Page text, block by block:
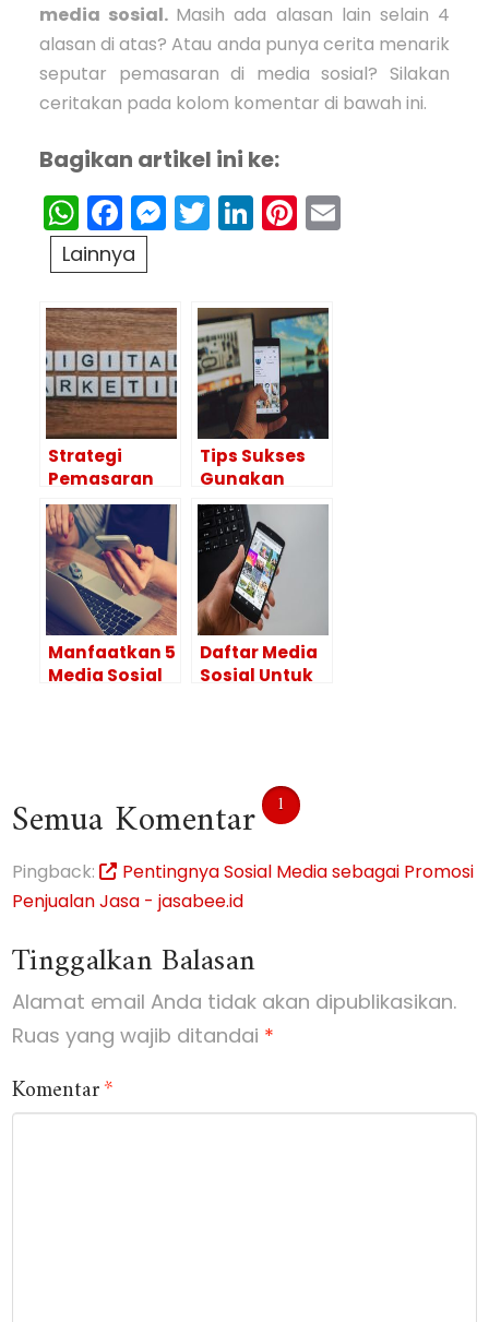
media sosial. Masih ada alasan lain selain 4
alasan di atas? Atau anda punya cerita menarik
seputar pemasaran di media sosial? Silakan
ceritakan pada kolom komentar di bawah ini.
Bagikan artikel ini ke:
WhatsApp
Facebook
Messenger
Twitter
LinkedIn
Pinterest
Lainnya
Strategi
Pemasaran
Online untuk
Website &
Media Sosial?
Coba 4 Trik Ini
Tips Sukses
Gunakan
Media Sosial
Untuk Iklan
Bisnis Anda
Manfaatkan 5
Media Sosial
Daftar Media
Sosial Untuk
Semua Komentar 1
Pingback:
Pentingnya Sosial Media sebagai Promosi
Penjualan Jasa - jasabee.id
Tinggalkan Balasan
Alamat email Anda tidak akan dipublikasikan.
Ruas yang wajib ditandai *
Komentar*